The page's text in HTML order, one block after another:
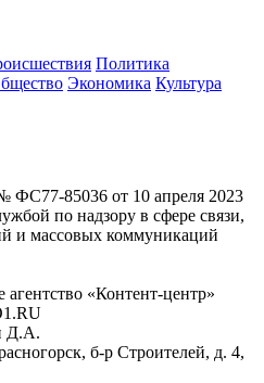
Политика
Экономика Культура
ФС77-85036 от 10 апреля 2023
по надзору в сфере связи,
и массовых коммуникаций
«Контент-центр»
Д.А.
б-р Строителей, д. 4,